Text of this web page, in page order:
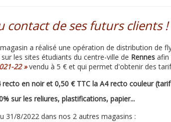
contact de ses futurs clients !
a réalisé une opération de distribution de
les sites étudiants du centre-ville de Rennes afin
22 »vendu à 5 € et qui permet d'obtenir des
recto en noir et 0,50 € TTC la A4 recto couleur
sur les reliures, plastifications, papier...
31/8/2022 dans nos 2 autres magasins :